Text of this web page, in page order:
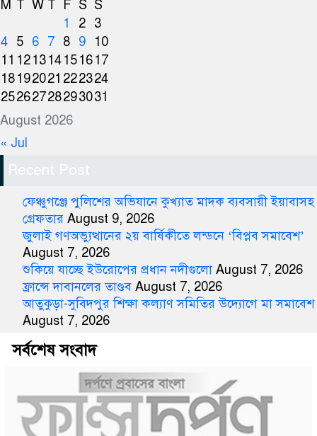
August 2026
M T W T F S S
1
2 3
4 5 6 7 8 9
10
11 121314151617
18192021 222324
25262728293031
« Jul
Recent Post
ফেঞ্চুগঞ্জে পুলিশের অভিযানে কুখ্যাত মাদক ব্যবসায়ী ইয়াবাসহ
গ্রেফতার August 9, 2026
জুলাই গণঅভ্যুত্থানের ২য় বার্ষিকীতে লন্ডনে ‘বিপ্লব সমাবেশ’
August 7, 2026
শুকিয়ে যাচ্ছে ইউরোপের প্রধান নদীগুলো August 7, 2026
ফ্রান্সে দাবানলের তাণ্ডব August 7, 2026
আতুকুড়া-সুবিদপুর শিক্ষা কল্যাণ সমিতির উদ্যোগে মা সমাবেশ
August 7, 2026
সর্বশেষ সংবাদ